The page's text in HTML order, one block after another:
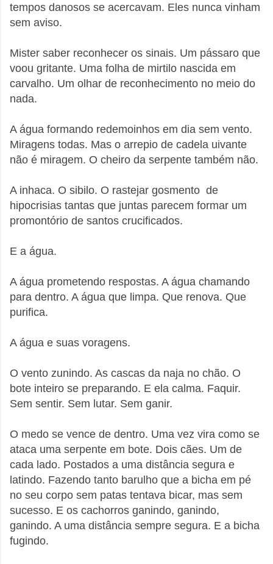
tempos danosos se acercavam. Eles nunca vinham
sem aviso.
Mister saber reconhecer os sinais. Um pássaro que
voou gritante. Uma folha de mirtilo nascida em
carvalho. Um olhar de reconhecimento no meio do
nada.
A água formando redemoinhos em dia sem vento.
Miragens todas. Mas o arrepio de cadela uivante
não é miragem. O cheiro da serpente também não.
A inhaca. O sibilo. O rastejar gosmento de
hipocrisias tantas que juntas parecem formar um
promontório de santos crucificados.
E a água.
A água prometendo respostas. A água chamando
para dentro. A água que limpa. Que renova. Que
purifica.
A água e suas voragens.
O vento zunindo. As cascas da naja no chão. O
bote inteiro se preparando. E ela calma. Faquir.
Sem sentir. Sem lutar. Sem ganir.
O medo se vence de dentro. Uma vez vira como se
ataca uma serpente em bote. Dois cães. Um de
cada lado. Postados a uma distância segura e
latindo. Fazendo tanto barulho que a bicha em pé
no seu corpo sem patas tentava bicar, mas sem
sucesso. E os cachorros ganindo, ganindo,
ganindo. A uma distância sempre segura. E a bicha
fugindo.